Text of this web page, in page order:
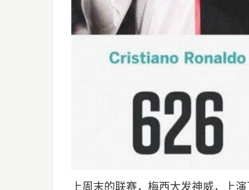
上周末的联赛，梅西大发神威，上